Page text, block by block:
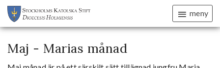
meny
Maj - Marias månad